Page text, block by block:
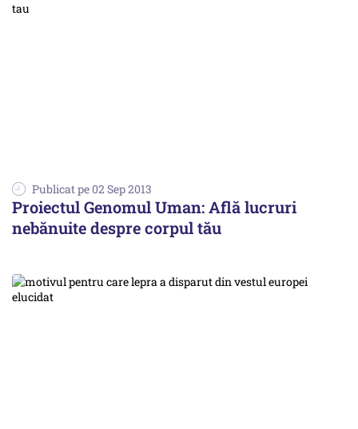
Publicat pe 02 Sep 2013
Proiectul Genomul Uman: Află lucruri
nebănuite despre corpul tău